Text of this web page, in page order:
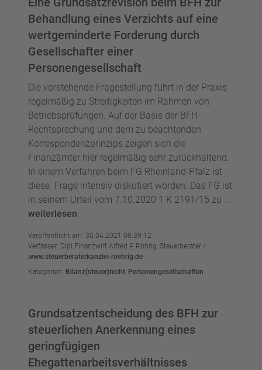
Behandlung eines Verzichts auf eine
wertgeminderte Forderung durch
Gesellschafter einer
Personengesellschaft
Die vorstehende Fragestellung führt in der Praxis
regelmäßig zu Streitigkeiten im Rahmen von
Betriebsprüfungen. Auf der Basis der BFH-
Rechtsprechung und dem zu beachtenden
Korrespondenzprinzips zeigen sich die
Finanzämter hier regelmäßig sehr zurückhaltend.
In einem Verfahren beim FG Rheinland-Pfalz ist
diese Frage intensiv diskutiert worden. Das FG ist
in seinem Urteil vom 7.10.2020 1 K 2191/15 zu ...
weiterlesen
Veröffentlicht am: 30.04.2021 08:39:12
Verfasser: Dipl.Finanzwirt Alfred P. Röhrig, Steuerberater /
www.steuerberaterkanzlei-roehrig.de
Kategorien: Bilanz(steuer)recht, Personengesellschaften
Grundsatzentscheidung des BFH zur
steuerlichen Anerkennung eines
geringfügigen
Ehegattenarbeitsverhältnisses